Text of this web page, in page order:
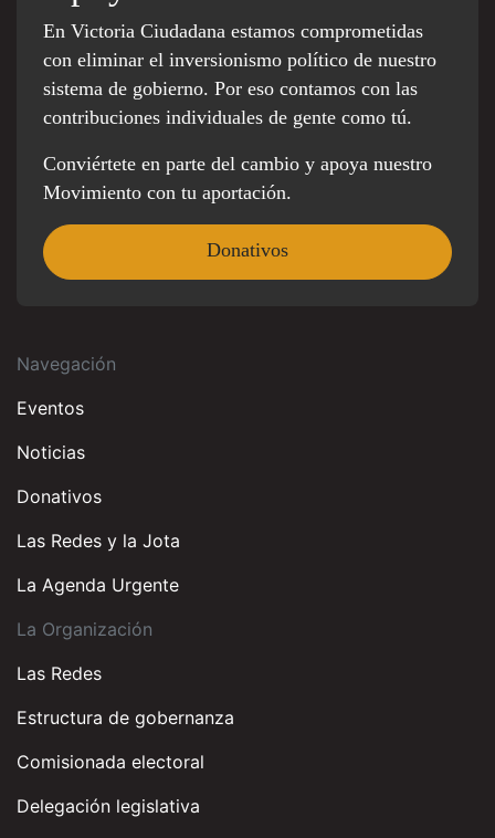
En Victoria Ciudadana estamos comprometidas
con eliminar el inversionismo político de nuestro
sistema de gobierno. Por eso contamos con las
contribuciones individuales de gente como tú.
Conviértete en parte del cambio y apoya nuestro
Movimiento con tu aportación.
Donativos
Navegación
Eventos
Noticias
Donativos
Las Redes y la Jota
La Agenda Urgente
La Organización
Las Redes
Estructura de gobernanza
Comisionada electoral
Delegación legislativa